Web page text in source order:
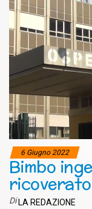
6 Giugno 2022
Bimbo
Di LA REDAZIONE